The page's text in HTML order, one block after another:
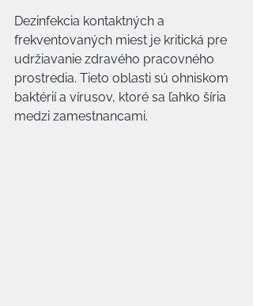
Dezinfekcia kontaktných a
frekventovaných miest je kritická pre
udržiavanie zdravého pracovného
prostredia. Tieto oblasti sú ohniskom
baktérií a vírusov, ktoré sa ľahko šíria
medzi zamestnancami.